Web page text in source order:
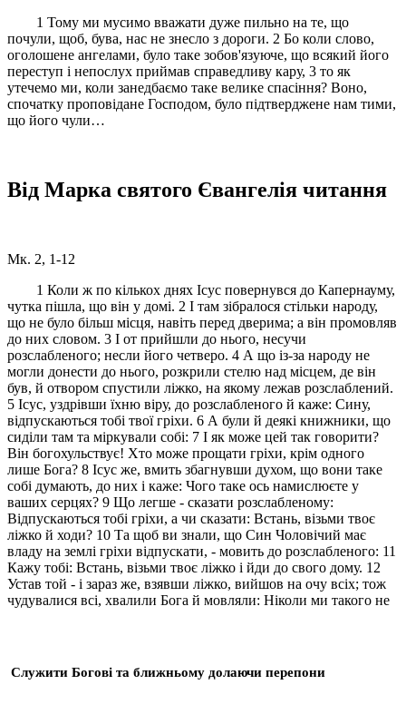
1 Тому ми мусимо вважати дуже пильно на те, що
почули, щоб, бува, нас не знесло з дороги. 2 Бо коли слово,
оголошене ангелами, було таке зобов'язуюче, що всякий його
переступ і непослух приймав справедливу кару, 3 то як
утечемо ми, коли занедбаємо таке велике спасіння? Воно,
спочатку проповідане Господом, було підтверджене нам тими,
що його чули…
Від Марка святого Євангелія читання
Мк. 2, 1-12
1 Коли ж по кількох днях Ісус повернувся до Капернауму,
чутка пішла, що він у домі. 2 І там зібралося стільки народу,
що не було більш місця, навіть перед дверима; а він промовляв
до них словом. 3 І от прийшли до нього, несучи
розслабленого; несли його четверо. 4 А що із-за народу не
могли донести до нього, розкрили стелю над місцем, де він
був, й отвором спустили ліжко, на якому лежав розслаблений.
5 Ісус, уздрівши їхню віру, до розслабленого й каже: Сину,
відпускаються тобі твої гріхи. 6 А були й деякі книжники, що
сиділи там та міркували собі: 7 І як може цей так говорити?
Він богохульствує! Хто може прощати гріхи, крім одного
лише Бога? 8 Ісус же, вмить збагнувши духом, що вони таке
собі думають, до них і каже: Чого таке ось намислюєте у
ваших серцях? 9 Що легше - сказати розслабленому:
Відпускаються тобі гріхи, а чи сказати: Встань, візьми твоє
ліжко й ходи? 10 Та щоб ви знали, що Син Чоловічий має
владу на землі гріхи відпускати, - мовить до розслабленого: 11
Кажу тобі: Встань, візьми твоє ліжко і йди до свого дому. 12
Устав той - і зараз же, взявши ліжко, вийшов на очу всіх; тож
чудувалися всі, хвалили Бога й мовляли: Ніколи ми такого не
Служити Богові та ближньому долаючи перепони